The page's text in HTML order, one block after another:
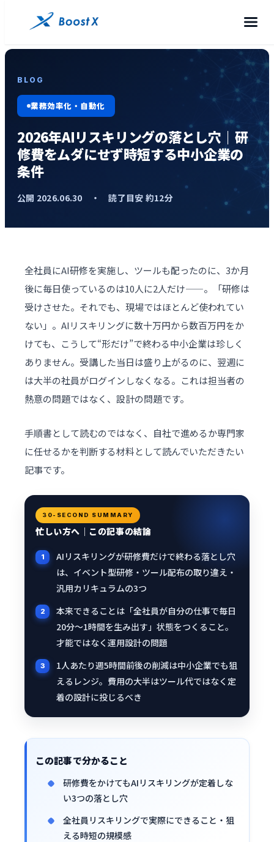
BLOG
業務効率化・自動化
2026年AIリスキリングの落とし穴｜研
修費をムダにせず時短する中小企業の
条件
公開 2026.06.30 ・ 読了目安 約12分
全社員にAI研修を実施し、ツールも配ったのに、3か月
後に毎日使っているのは10人に2人だけ——。「研修は
受けさせた。それでも、現場ではほとんど使われてい
ない」。AIリスキリングに数十万円から数百万円をか
けても、こうして“形だけ”で終わる中小企業は珍しく
ありません。受講した当日は盛り上がるのに、翌週に
は大半の社員がログインしなくなる。これは担当者の
熱意の問題ではなく、設計の問題です。
手順書として読むのではなく、自社で進めるか専門家
に任せるかを判断する材料として読んでいただきたい
記事です。
30-SECOND SUMMARY
忙しい方へ｜この記事の結論
AIリスキリングが研修費だけで終わる落とし穴
は、イベント型研修・ツール配布の取り違え・
汎用カリキュラムの3つ
本来できることは「全社員が自分の仕事で毎日
20分〜1時間を生み出す」状態をつくること。
才能ではなく運用設計の問題
1人あたり週5時間前後の削減は中小企業でも狙
えるレンジ。費用の大半はツール代ではなく定
着の設計に投じるべき
この記事で分かること
研修費をかけてもAIリスキリングが定着しな
い3つの落とし穴
全社員リスキリングで実際にできること・狙
える時短の規模感